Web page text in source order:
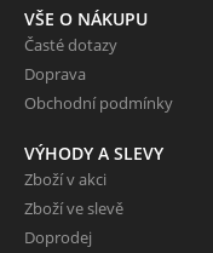
VŠE O NÁKUPU
Časté dotazy
Doprava
Obchodní podmínky
VÝHODY A SLEVY
Zboží v akci
Zboží ve slevě
Doprodej